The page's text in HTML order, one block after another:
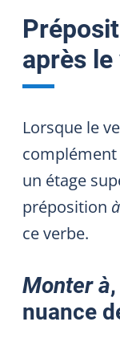
après
Lorsque le
complément
un étage
préposition à
ce verbe.
Monter à,
nuance